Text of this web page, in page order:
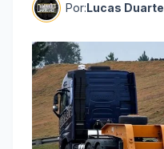
Por:Lucas Duarte